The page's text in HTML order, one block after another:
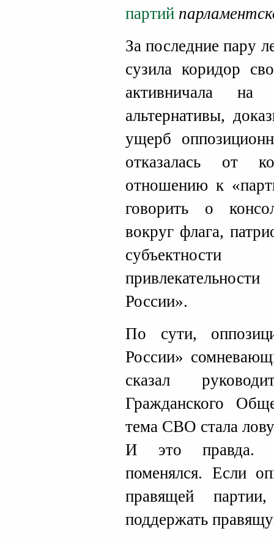
партий
За последние пару
сузила коридор
активничала
альтернативы,
ущерб
отказалась от
отношению к
говорить о
вокруг флага,
России».
По сути,
России»
сказал
Гражданского
тема СВО стала
И это правда.
поменялся. Если
правящей
поддержать